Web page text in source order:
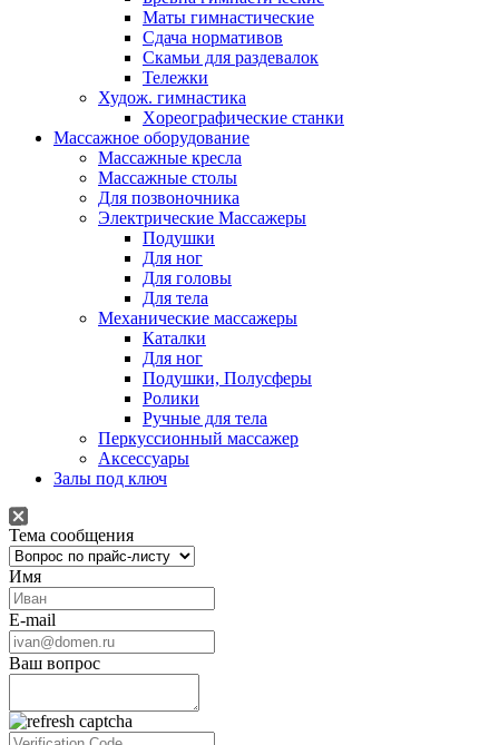
Маты гимнастические
Сдача нормативов
Скамьи для раздевалок
Тележки
Худож. гимнастика
Xореографические станки
Массажное оборудование
Массажные кресла
Массажные столы
Для позвоночника
Электрические Массажеры
Подушки
Для ног
Для головы
Для тела
Механические массажеры
Каталки
Для ног
Подушки, Полусферы
Ролики
Ручные для тела
Перкуссионный массажер
Аксессуары
Залы под ключ
Тема сообщения
Имя
E-mail
Ваш вопрос